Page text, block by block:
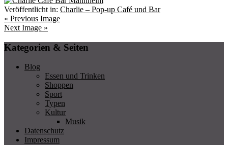
Veröffentlicht in: Charlie – Pop-up Café und Bar
« Previous Image
Next Image »
Kategorien & Seiten
Blog
Essen und Trinken
Shoppen
Sport
Typen
Kultur
Musik
Datenschutz
Impressum